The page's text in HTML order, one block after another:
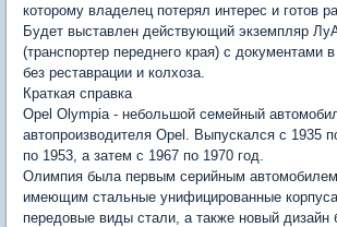
которому владелец потерял интерес и готов
Будет выставлен действующий экземпляр
(транспортер переднего края) с документами
без реставрации и колхоза.
Краткая справка
Opel Olympia - небольшой семейный
автопроизводителя Opel. Выпускался с 1935
по 1953, а затем с 1967 по 1970 год.
Олимпия была первым серийным автомобилем
имеющим стальные унифицированные
передовые виды стали, а также новый дизайн